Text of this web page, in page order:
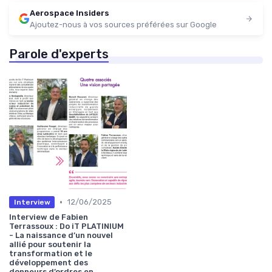
Aerospace Insiders
Ajoutez-nous à vos sources préférées sur Google
Parole d'experts
Interview • 12/06/2025
Interview de Fabien
Terrassoux : Do iT PLATINIUM
- La naissance d’un nouvel
allié pour soutenir la
transformation et le
développement des